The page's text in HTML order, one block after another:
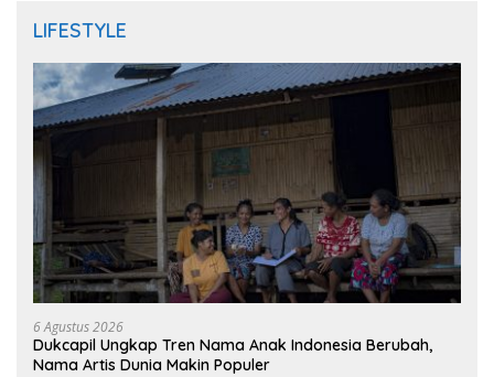
LIFESTYLE
6 Agustus 2026
Dukcapil Ungkap Tren Nama Anak Indonesia Berubah,
Nama Artis Dunia Makin Populer